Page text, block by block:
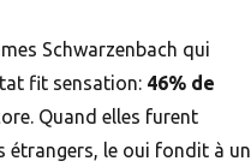
Schwarzenbach qui
fit sensation: 46% de
Quand elles furent
étrangers, le oui fondit à un